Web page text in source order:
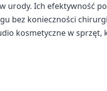
urody. Ich efektywność
bez konieczności
kosmetyczne w